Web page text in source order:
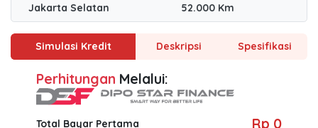
Jakarta Selatan 52.000 Km
Simulasi Kredit Deskripsi Spesifikasi
Perhitungan Melalui:
Total Bayar Pertama Rp 0